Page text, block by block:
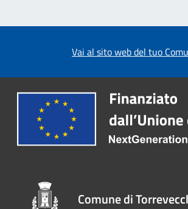
Vai al sito web del tuo
Comune di